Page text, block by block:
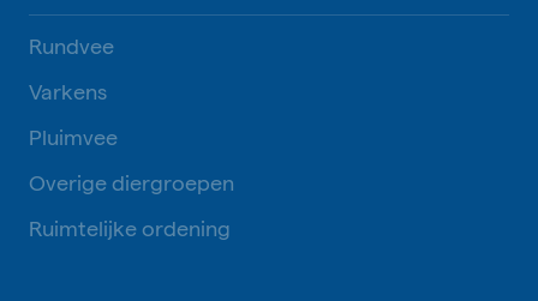
Rundvee
Varkens
Pluimvee
Overige diergroepen
Ruimtelijke ordening